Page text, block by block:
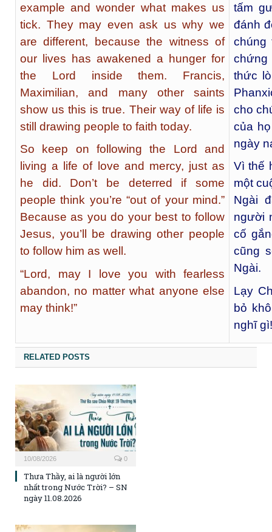
example and wonder what makes us
tick. They may even ask us why we
are different, because the witness of
our lives has awakened a hunger for
the Lord inside them. Francis,
Maximilian, and many other saints
show us this is true. Their way of life is
still drawing people to faith today.
So keep on following the Lord and
living a life of love and mercy, just as
he did. Don’t be deterred if some
people think you’re “out of your mind.”
Because as you do your best to follow
Jesus, you’ll be drawing other people
to follow him as well.
“Lord, may I love you with fearless
abandon, no matter what anyone else
may think!”
tấm
đánh
chúng
chứng
thức
cho
của
ngày
Vì thế
một
Ngài
người
cố
cũng
Ngài.
Lạy
bỏ
nghĩ gì!
RELATED POSTS
10/08/2026 0
Thưa Thầy, ai là người lớn
nhất trong Nước Trời? – SN
ngày 11.08.2026